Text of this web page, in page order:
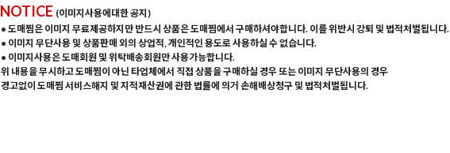
NOTICE (이미지사용에대한 공지)
• 도매찜은 이미지 무료제공하지만 반드시 상품은 도매찜에서 구매하셔야합니다. 이를 위반시 강퇴 및 법적처벌됩니다.
• 이미지 무단사용 및 상품판매 외의 상업적, 개인적인 용도로 사용하실 수 없습니다.
• 이미지사용은 도매회원 및 위탁배송회원만 사용가능합니다.
위 내용을 무시하고 도매찜이 아닌 타업체에서 직접 상품을 구매하실 경우 또는 이미지 무단사용의 경우
경고없이 도매찜 서비스해지 및 지적재산권에 관한 법률에 의거 손해배상청구 및 법적처벌됩니다.